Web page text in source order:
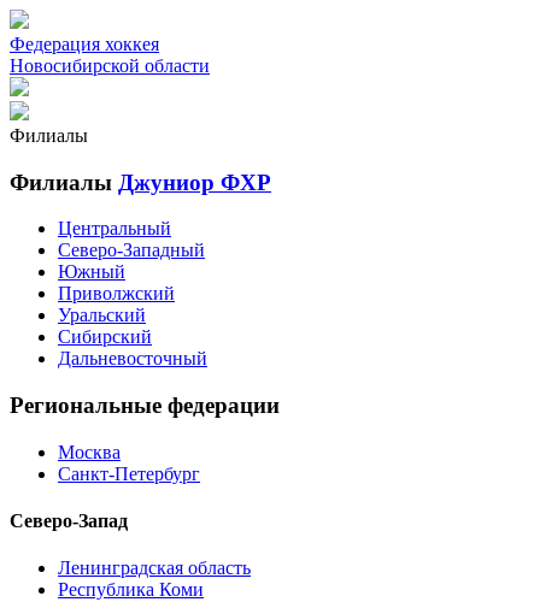
Федерация хоккея
Новосибирской области
Филиалы
Филиалы Джуниор ФХР
Центральный
Северо-Западный
Южный
Приволжский
Уральский
Сибирский
Дальневосточный
Региональные федерации
Москва
Санкт-Петербург
Северо-Запад
Ленинградская область
Республика Коми